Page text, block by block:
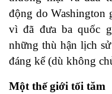
động do Washington
vì đã đưa ba quốc
những thù hận lịch
đáng kể (dù không
Một thế giới tối tăm